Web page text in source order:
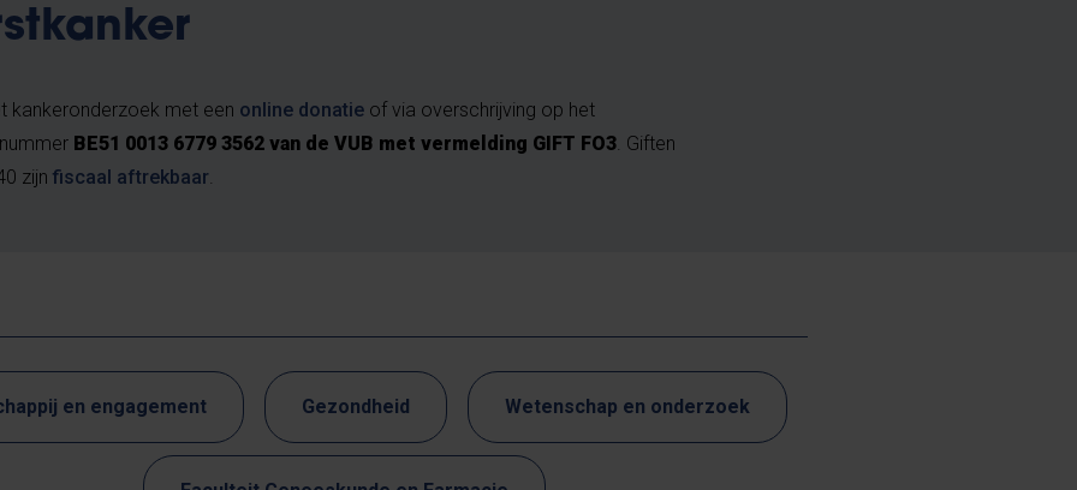
kankeronderzoek met een online donatie of via overschrijving op het
BE51 0013 6779 3562 van de VUB met vermelding GIFT FO3 . Giften
zijn fiscaal aftrekbaar
en engagement Gezondheid Wetenschap en onderzoek